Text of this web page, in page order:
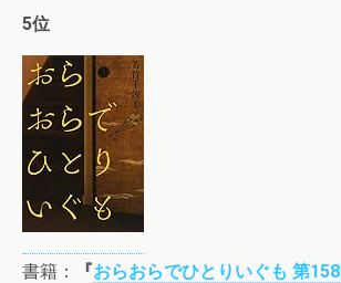
5位
書籍： 『おらおらでひとりいぐも 第